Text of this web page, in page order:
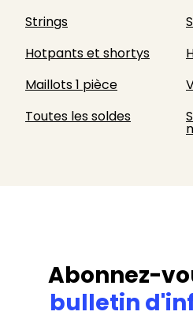
Strings
Hotpants et shortys
Maillots 1 pièce
Toutes les soldes
Abonnez-
bulletin